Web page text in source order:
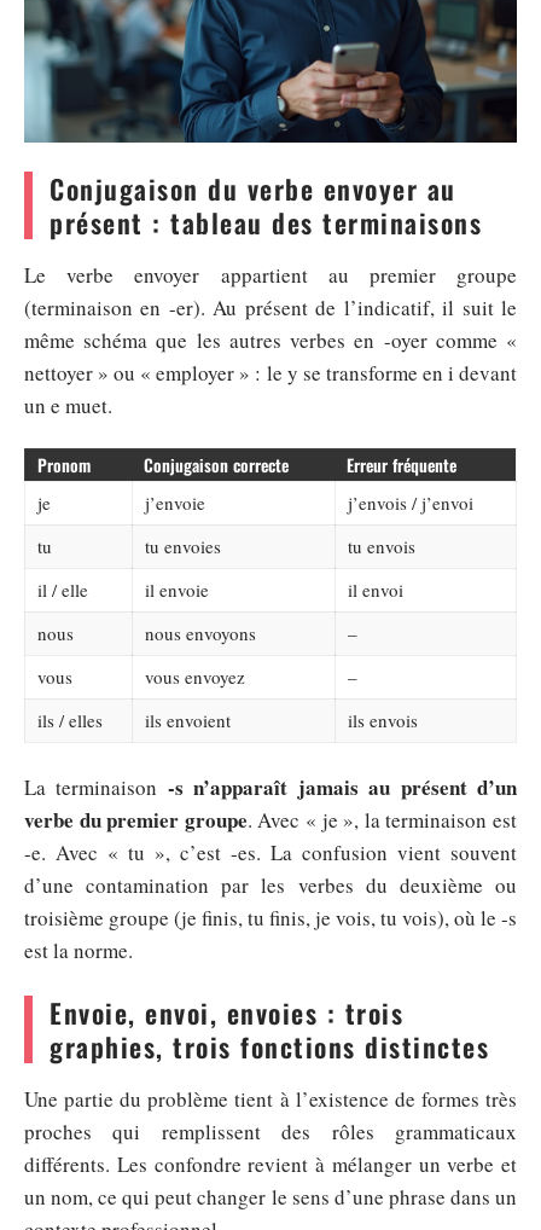
Conjugaison du verbe envoyer au
présent : tableau des terminaisons
Le verbe envoyer appartient au premier groupe
(terminaison en -er). Au présent de l’indicatif, il suit le
même schéma que les autres verbes en -oyer comme «
nettoyer » ou « employer » : le y se transforme en i devant
un e muet.
Pronom Conjugaison correcte Erreur fréquente
je j’envoie
j’envois / j’envoi
tu
tu envoies
tu envois
il / elle
il envoie
il envoi
nous
nous envoyons
–
vous
vous envoyez
–
ils / elles
ils envoient ils envois
La terminaison -s n’apparaît jamais au présent d’un
verbe du premier groupe. Avec « je », la terminaison est
-e. Avec « tu », c’est -es. La confusion vient souvent
d’une contamination par les verbes du deuxième ou
troisième groupe (je finis, tu finis, je vois, tu vois), où le -s
est la norme.
Envoie, envoi, envoies : trois
graphies, trois fonctions distinctes
Une partie du problème tient à l’existence de formes très
proches qui remplissent des rôles grammaticaux
différents. Les confondre revient à mélanger un verbe et
un nom, ce qui peut changer le sens d’une phrase dans un